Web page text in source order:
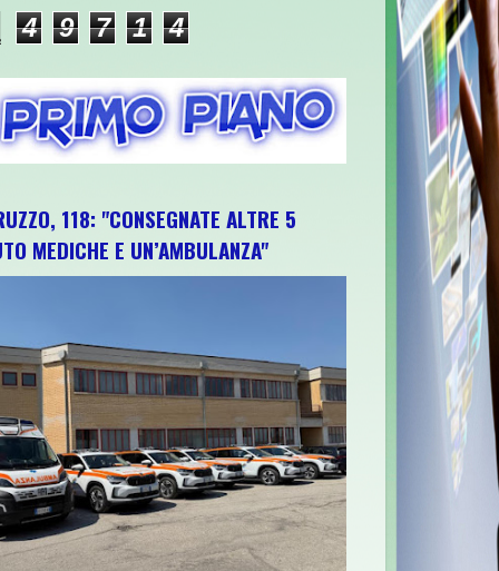
4 9 7 1 4
118: "CONSEGNATE ALTRE 5
MEDICHE E UN’AMBULANZA"